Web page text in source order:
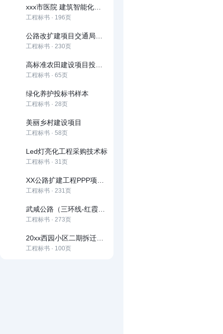
工程标书 · 196页
工程标书 · 230页
工程标书 · 65页
绿化养护投标书样本
工程标书 · 28页
美丽乡村建设项目
工程标书 · 58页
Led灯亮化工程采购技术标
工程标书 · 31页
工程标书 · 231页
工程标书 · 273页
工程标书 · 100页